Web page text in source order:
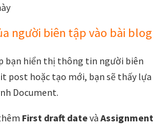
người biên tập vào bài blog
bạn hiển thị thông tin người biên
post hoặc tạo mới, bạn sẽ thấy lựa
Document.
First draft datevà Assignment